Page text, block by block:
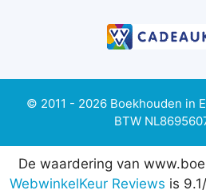
© 2011 - 2026 Boekhouden in
BTW
De waardering van
WebwinkelKeur Reviews is